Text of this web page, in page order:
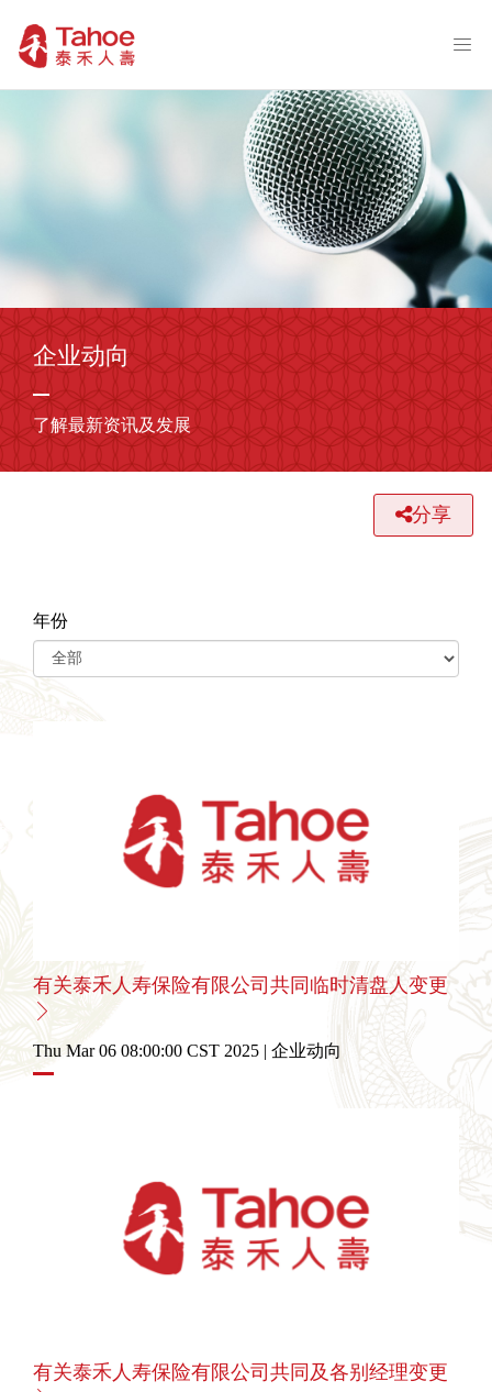
企业动向
了解最新资讯及发展
分享
年份
有关泰禾人寿保险有限公司共同临时清盘人变更
Thu Mar 06 08:00:00 CST 2025 | 企业动向
有关泰禾人寿保险有限公司共同及各别经理变更